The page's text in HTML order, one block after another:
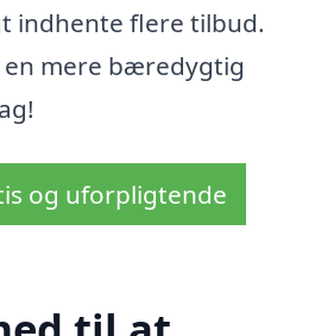
indhente flere tilbud.
mere bæredygtig
og uforpligtende